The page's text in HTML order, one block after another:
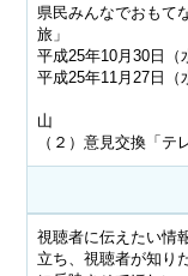
県民みんなでおもて
旅」
平成25年10月30日
平成25年11月27日
制作
山
（２）意見交換「テ
視聴者に伝えたい情
立ち、視聴者が知り